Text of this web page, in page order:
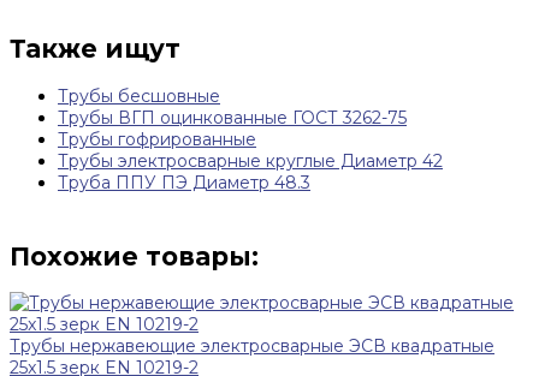
Также ищут
Трубы бесшовные
Трубы ВГП оцинкованные ГОСТ 3262-75
Трубы гофрированные
Трубы электросварные круглые Диаметр 42
Труба ППУ ПЭ Диаметр 48.3
Похожие товары:
Трубы нержавеющие электросварные ЭСВ квадратные
25x1.5 зерк EN 10219-2